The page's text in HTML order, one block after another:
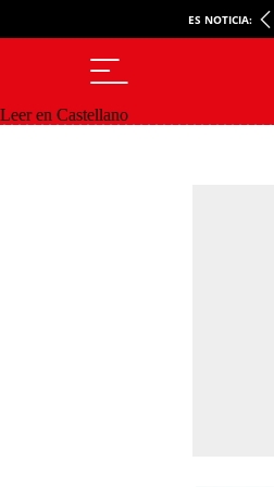
ES NOTICIA:
Leer en Castellano